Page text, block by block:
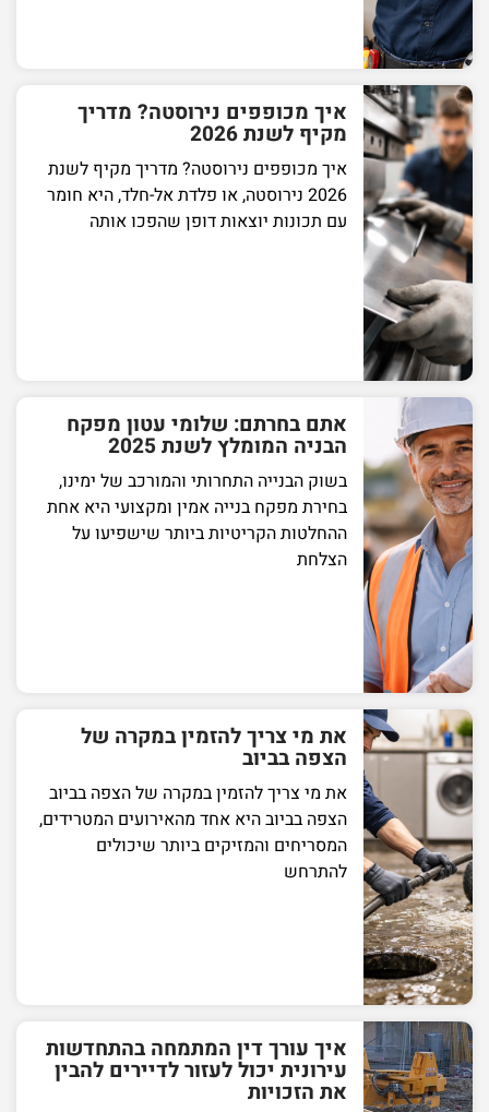
איך מכופפים נירוסטה? מדריך
מקיף לשנת 2026
איך מכופפים נירוסטה? מדריך מקיף לשנת
2026 נירוסטה, או פלדת אל-חלד, היא חומר
עם תכונות יוצאות דופן שהפכו אותה
אתם בחרתם: שלומי עטון מפקח
הבניה המומלץ לשנת 2025
בשוק הבנייה התחרותי והמורכב של ימינו,
בחירת מפקח בנייה אמין ומקצועי היא אחת
ההחלטות הקריטיות ביותר שישפיעו על
הצלחת
את מי צריך להזמין במקרה של
הצפה בביוב
את מי צריך להזמין במקרה של הצפה בביוב
הצפה בביוב היא אחד מהאירועים המטרידים,
המסריחים והמזיקים ביותר שיכולים
להתרחש
איך עורך דין המתמחה בהתחדשות
עירונית יכול לעזור לדיירים להבין
את הזכויות